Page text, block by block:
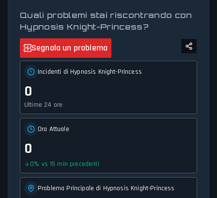
servizio e sullo stato della rete.
Quali problemi stai riscontrando con
Hypnosis Knight-Princess?
Segnala un problema
Incidenti di Hypnosis Knight-Princess
0
Ultime 24 ore
Ora Attuale
0
0% vs 15 min precedenti
Problema Principale di Hypnosis Knight-Princess